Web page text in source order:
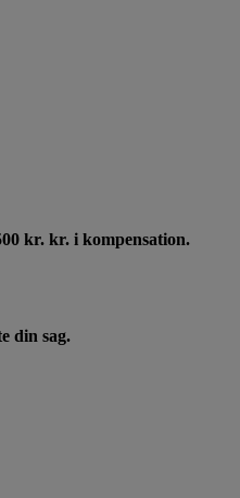
kr. kr. i kompensation.
din sag.